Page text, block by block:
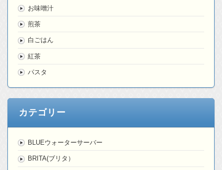
お味噌汁
煎茶
白ごはん
紅茶
パスタ
カテゴリー
BLUEウォーターサーバー
BRITA(ブリタ）